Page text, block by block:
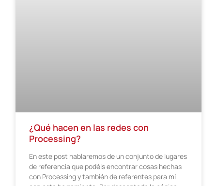
¿Qué hacen en las redes con
Processing?
En este post hablaremos de un conjunto de lugares
de referencia que podéis encontrar cosas hechas
con Processing y también de referentes para mí